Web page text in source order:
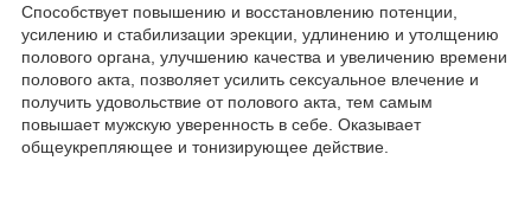
Способствует повышению и восстановлению потенции,
усилению и стабилизации эрекции, удлинению и утолщению
полового органа, улучшению качества и увеличению времени
полового акта, позволяет усилить сексуальное влечение и
получить удовольствие от полового акта, тем самым
повышает мужскую уверенность в себе. Оказывает
общеукрепляющее и тонизирующее действие.